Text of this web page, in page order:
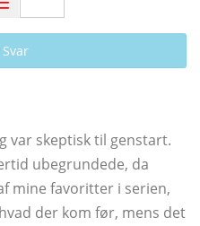
Svar
var skeptisk til genstart.
ubegrundede, da
​​mine favoritter i serien,
der kom før, mens det